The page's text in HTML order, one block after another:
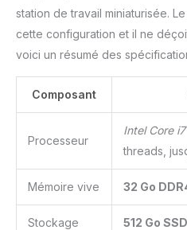
station de travail miniaturisée.
cette configuration et il ne
voici un résumé des
Composant
Processeur
Intel Core
threads,
Mémoire vive 32 Go
Stockage 512 Go